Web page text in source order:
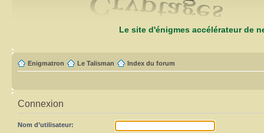
Le site d'énigmes accélérateur de
Enigmatron Le Talisman Index du forum
Connexion
Nom d’utilisateur: